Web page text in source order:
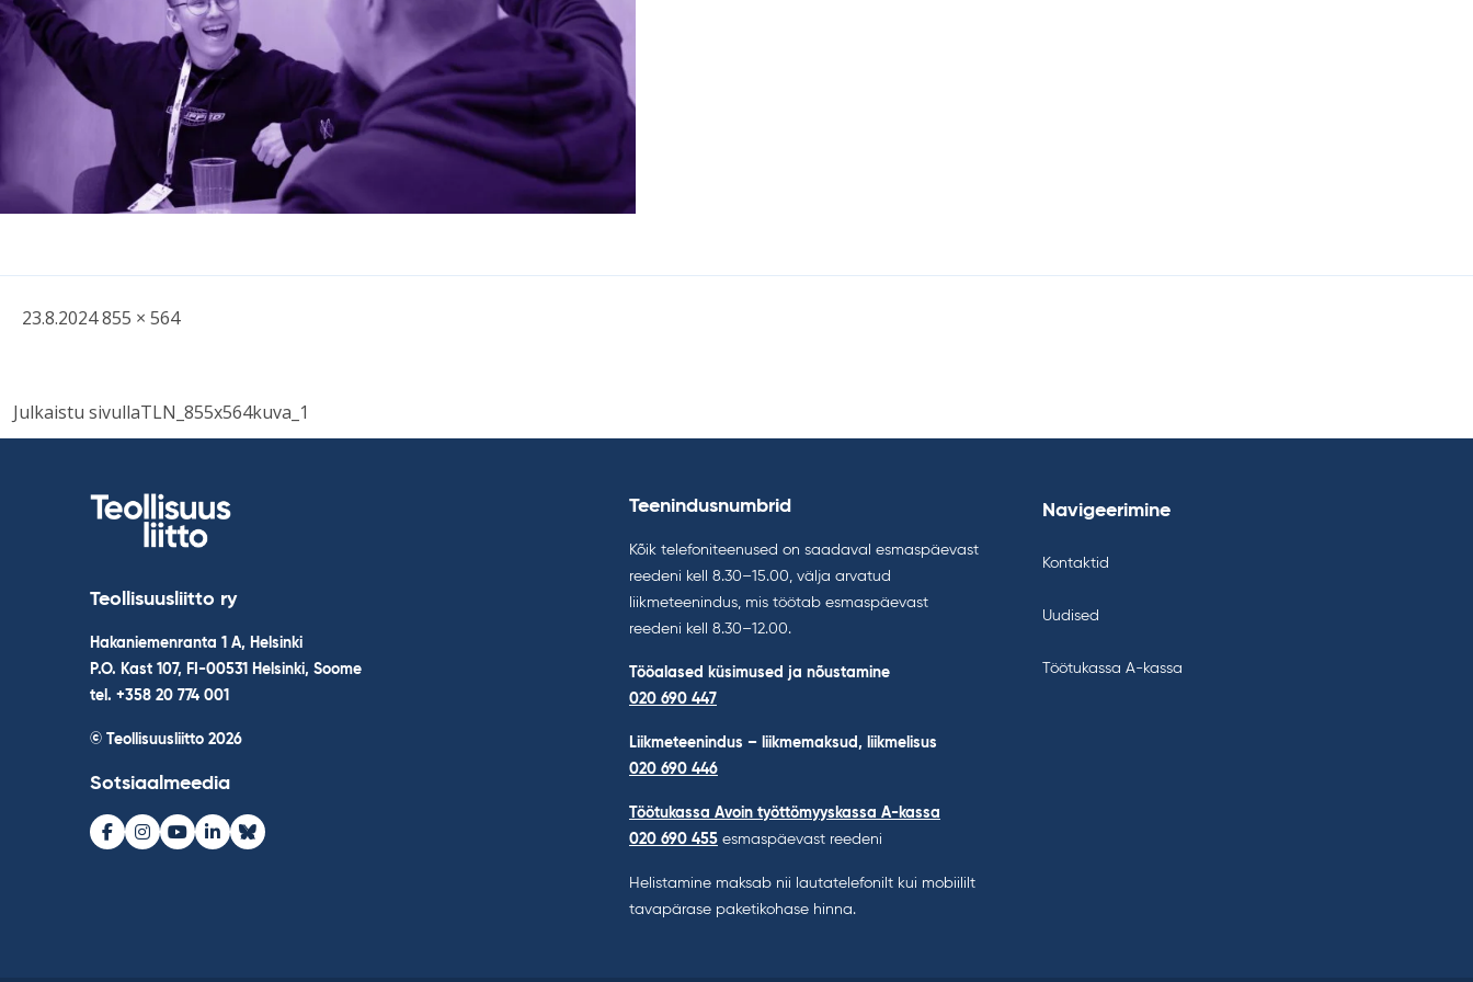
Kirjoitettu
23.8.2024Täysikokoinen
855 × 564
Post
Julkaistu sivullaTLN_855x564kuva_1
Teollisuusliitto ry
Hakaniemenranta 1 A, Helsinki
P.O. Kast 107, FI-00531 Helsinki, Soome
tel. +358 20 774 001
© Teollisuusliitto 2026
Sotsiaalmeedia
Facebook
Instagram
Youtube
LinkedInBluesky
Teenindusnumbrid
Kõik telefoniteenused on saadaval esmaspäevast
reedeni kell 8.30–15.00, välja arvatud
liikmeteenindus, mis töötab esmaspäevast
reedeni kell 8.30–12.00.
Tööalased küsimused ja nõustamine
020 690 447
Liikmeteenindus – liikmemaksud, liikmelisus
020 690 446
Töötukassa Avoin työttömyyskassa A-kassa
020 690 455 esmaspäevast reedeni
Helistamine maksab nii lautatelefonilt kui mobiililt
tavapärase paketikohase hinna.
Navigeerimine
Kontaktid
Uudised
Töötukassa A-kassa